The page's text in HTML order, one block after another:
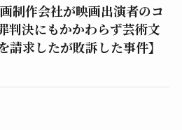
制作会社が映画出演者のコ
判決にもかかわらず芸術文
請求したが敗訴した事件】